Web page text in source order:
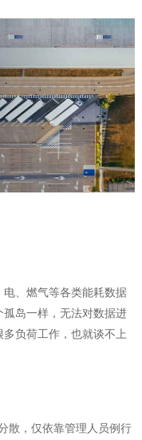
、燃气等各类能耗数据
岛一样，无法对数据进
负荷工作，也就谈不上
散，仅依靠管理人员例行